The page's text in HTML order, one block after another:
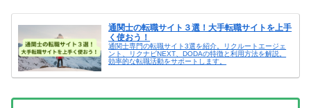
通関士の転職サイト３選！大手転職サイトを上手
く使おう！
通関士専門の転職サイト3選を紹介。リクルートエージェ
ント、リクナビNEXT、DODAの特徴と利用方法を解説。
効率的な転職活動をサポートします。